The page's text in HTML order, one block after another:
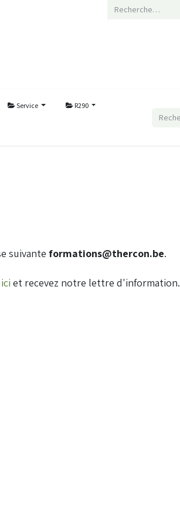
Service R290
suivante formations@thercon.be.
ici et recevez notre lettre d'information.